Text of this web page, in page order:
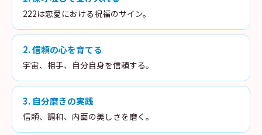
222は恋愛における祝福のサイン。
2.信頼の心を育てる
宇宙、相手、自分自身を信頼する。
3. 自分磨きの実践
信頼、調和、内面の美しさを磨く。